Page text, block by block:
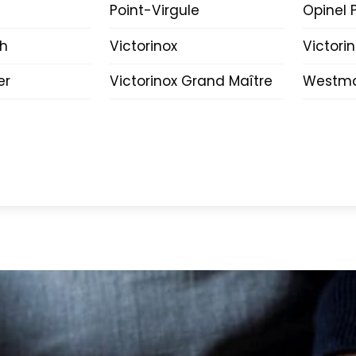
Point-Virgule
Opinel
Victorinox
Victorinox Grand Maître